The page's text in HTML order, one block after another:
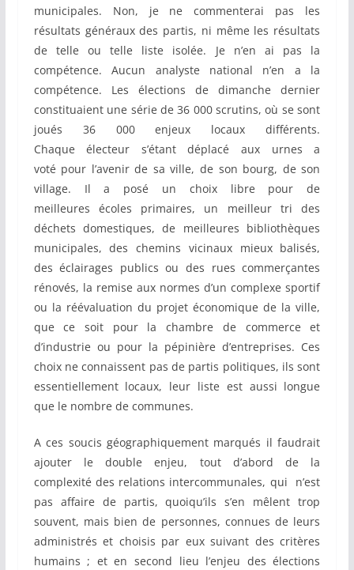
municipales. Non, je ne commenterai pas les
résultats généraux des partis, ni même les résultats
de telle ou telle liste isolée. Je n’en ai pas la
compétence. Aucun analyste national n’en a la
compétence. Les élections de dimanche dernier
constituaient une série de 36 000 scrutins, où se sont
joués 36 000 enjeux locaux différents.
Chaque électeur s’étant déplacé aux urnes a
voté pour l’avenir de sa ville, de son bourg, de son
village. Il a posé un choix libre pour de
meilleures écoles primaires, un meilleur tri des
déchets domestiques, de meilleures bibliothèques
municipales, des chemins vicinaux mieux balisés,
des éclairages publics ou des rues commerçantes
rénovés, la remise aux normes d’un complexe sportif
ou la réévaluation du projet économique de la ville,
que ce soit pour la chambre de commerce et
d’industrie ou pour la pépinière d’entreprises. Ces
choix ne connaissent pas de partis politiques, ils sont
essentiellement locaux, leur liste est aussi longue
que le nombre de communes.
A ces soucis géographiquement marqués il faudrait
ajouter le double enjeu, tout d’abord de la
complexité des relations intercommunales, qui n’est
pas affaire de partis, quoiqu’ils s’en mêlent trop
souvent, mais bien de personnes, connues de leurs
administrés et choisis par eux suivant des critères
humains ; et en second lieu l’enjeu des élections